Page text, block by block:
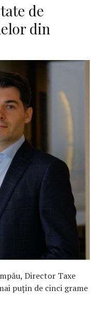
de
din
Director Taxe
puțin de cinci grame